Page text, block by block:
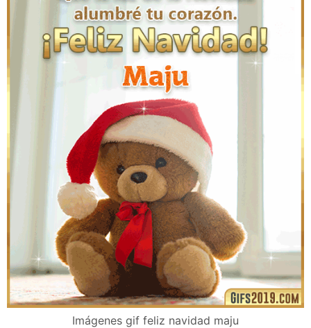
Imágenes gif feliz navidad maju